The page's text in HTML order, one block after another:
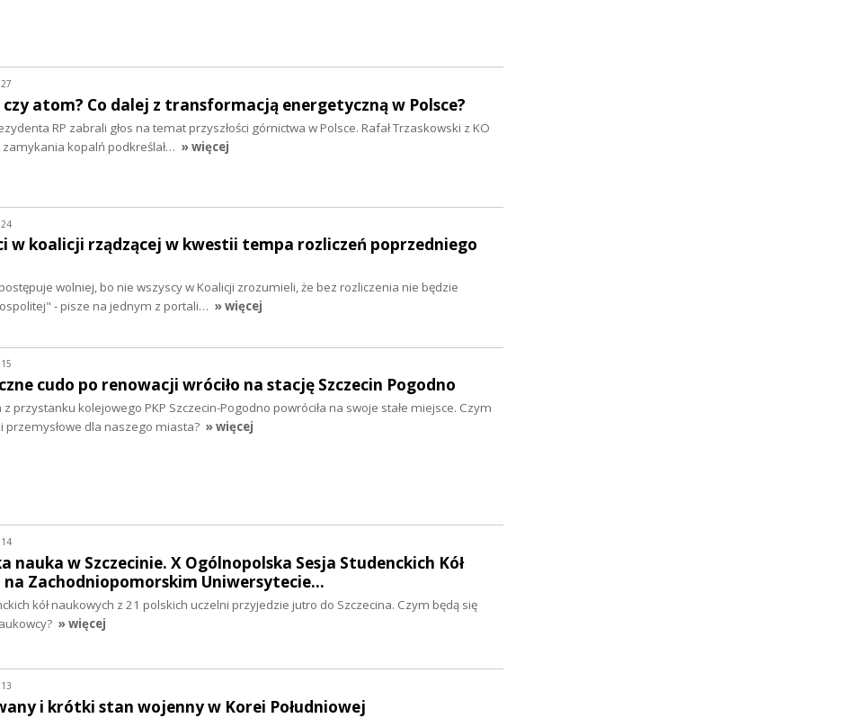
czy atom? Co dalej z transformacją energetyczną w Polsce?
RP zabrali głos na temat przyszłości górnictwa w Polsce. Rafał Trzaskowski z KO
kopalń podkreślał… » więcej
w koalicji rządzącej w kwestii tempa rozliczeń poprzedniego
wolniej, bo nie wszyscy w Koalicji zrozumieli, że bez rozliczenia nie będzie
- pisze na jednym z portali… » więcej
cudo po renowacji wróciło na stację Szczecin Pogodno
przystanku kolejowego PKP Szczecin-Pogodno powróciła na swoje stałe miejsce. Czym
przemysłowe dla naszego miasta? » więcej
nauka w Szczecinie. X Ogólnopolska Sesja Studenckich Kół
na Zachodniopomorskim Uniwersytecie…
kół naukowych z 21 polskich uczelni przyjedzie jutro do Szczecina. Czym będą się
» więcej
i krótki stan wojenny w Korei Południowej